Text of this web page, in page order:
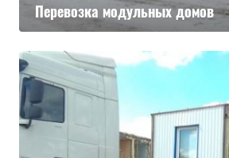
Перевозка модульных домов